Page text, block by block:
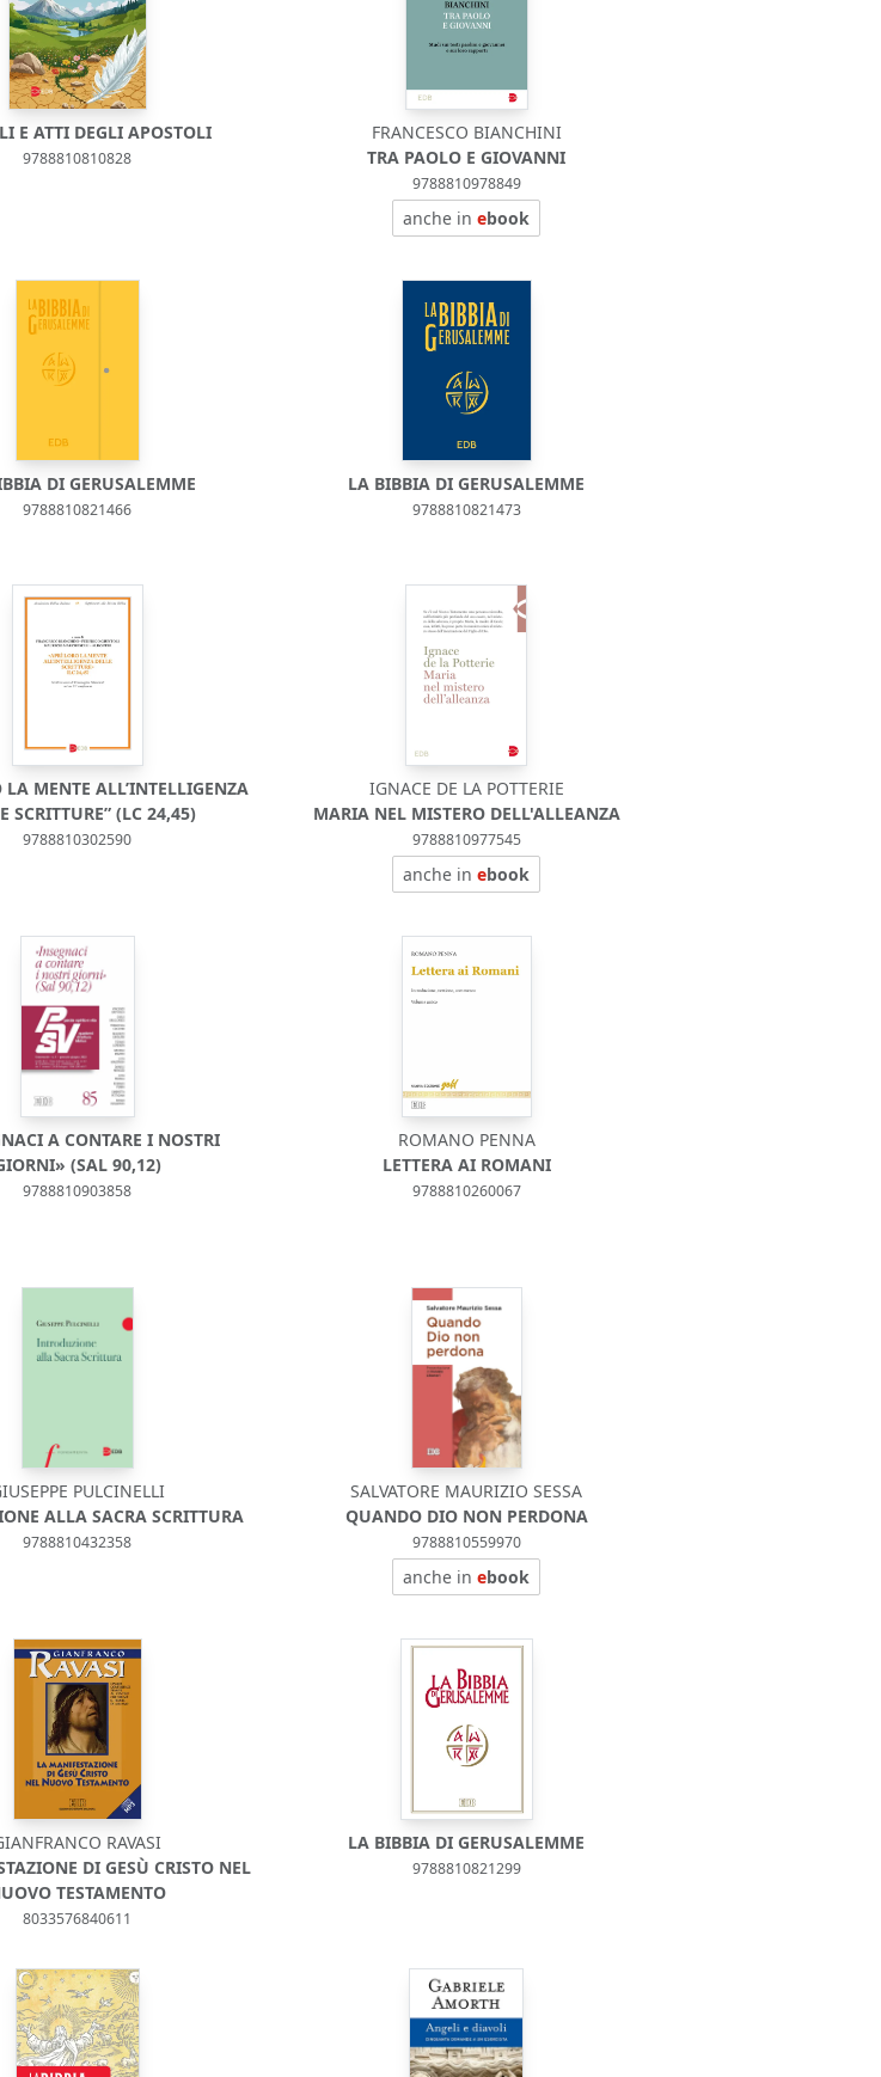
E ATTI DEGLI APOSTOLI
9788810810828
FRANCESCO BIANCHINI
TRA PAOLO E GIOVANNI
9788810978849
anche inebook
DI GERUSALEMME
9788810821466
LA BIBBIA DI GERUSALEMME
9788810821473
LA MENTE ALL’INTELLIGENZA
SCRITTURE” (LC 24,45)
9788810302590
IGNACE DE LA POTTERIE
MARIA NEL MISTERO DELL'ALLEANZA
9788810977545
anche inebook
A CONTARE I NOSTRI
(SAL 90,12)
9788810903858
ROMANO PENNA
LETTERA AI ROMANI
9788810260067
PULCINELLI
ALLA SACRA SCRITTURA
9788810432358
SALVATORE MAURIZIO SESSA
QUANDO DIO NON PERDONA
9788810559970
anche inebook
RAVASI
DI GESÙ CRISTO NEL
TESTAMENTO
8033576840611
LA BIBBIA DI GERUSALEMME
9788810821299